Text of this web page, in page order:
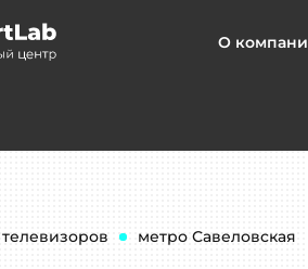
О
метро Савеловская